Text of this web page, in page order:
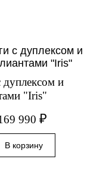
дуплексом и
"Iris"
990 ₽